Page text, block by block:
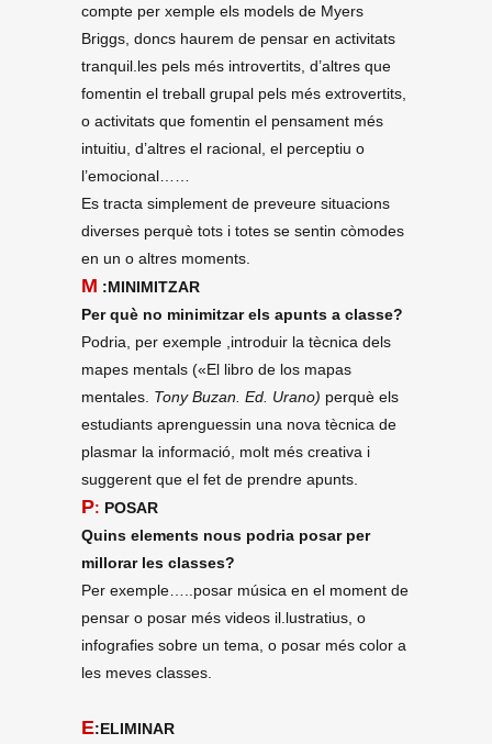
compte per xemple els models de Myers
Briggs, doncs haurem de pensar en activitats
tranquil.les pels més introvertits, d’altres que
fomentin el treball grupal pels més extrovertits,
o activitats que fomentin el pensament més
intuitiu, d’altres el racional, el perceptiu o
l’emocional……
Es tracta simplement de preveure situacions
diverses perquè tots i totes se sentin còmodes
en un o altres moments.
M :MINIMITZAR
Per què no minimitzar els apunts a classe?
Podria, per exemple ,introduir la tècnica dels
mapes mentals («El libro de los mapas
mentales. Tony Buzan. Ed. Urano) perquè els
estudiants aprenguessin una nova tècnica de
plasmar la informació, molt més creativa i
suggerent que el fet de prendre apunts.
P: POSAR
Quins elements nous podria posar per
millorar les classes?
Per exemple…..posar música en el moment de
pensar o posar més videos il.lustratius, o
infografies sobre un tema, o posar més color a
les meves classes.
E:ELIMINAR